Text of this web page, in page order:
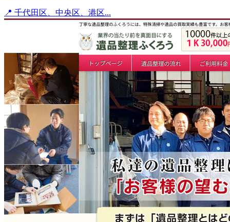
📍 千代田区、中央区、港区...